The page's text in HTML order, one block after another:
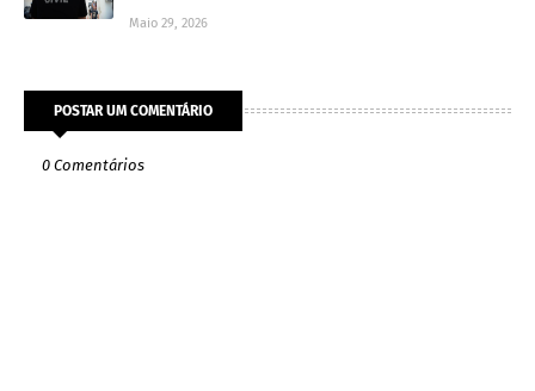
Maio 29, 2026
POSTAR UM COMENTÁRIO
0 Comentários